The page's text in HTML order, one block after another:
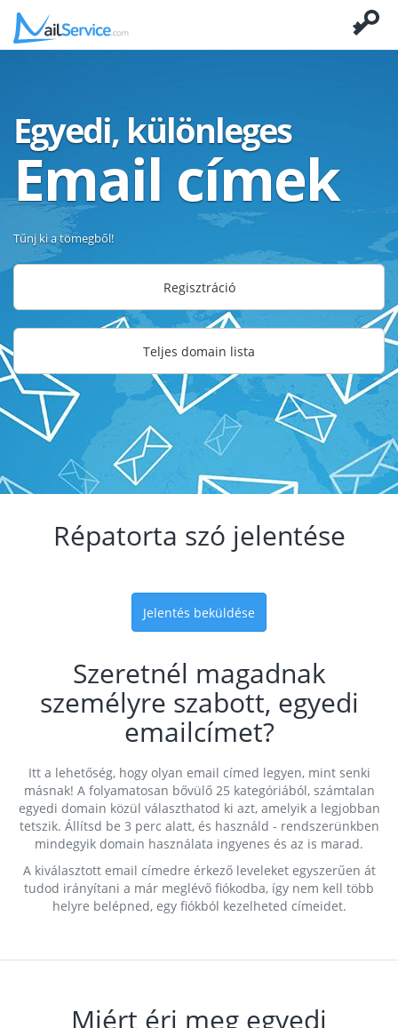
Egyedi, különleges
Email címek
Tűnj ki a tömegből!
Regisztráció
Teljes domain lista
Répatorta szó jelentése
Jelentés beküldése
Szeretnél magadnak
személyre szabott, egyedi
emailcímet?
Itt a lehetőség, hogy olyan email címed legyen, mint senki
másnak! A folyamatosan bővülő 25 kategóriából, számtalan
egyedi domain közül választhatod ki azt, amelyik a legjobban
tetszik. Állítsd be 3 perc alatt, és használd - rendszerünkben
mindegyik domain használata ingyenes és az is marad.
A kiválasztott email címedre érkező leveleket egyszerűen át
tudod irányítani a már meglévő fiókodba, így nem kell több
helyre belépned, egy fiókból kezelheted címeidet.
Miért éri meg egyedi